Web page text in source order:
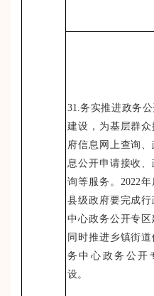
31.务实推进政务
建设，为基层群众
府信息网上查询、
息公开申请接收、
询等服务。2022年
县级政府要完成行
中心政务公开专区
同时推进乡镇街道
务中心政务公开
设。